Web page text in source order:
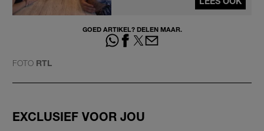
GOED ARTIKEL? DELEN MAAR.
FOTO RTL
EXCLUSIEF VOOR JOU